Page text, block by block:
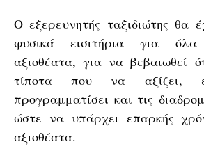
Ο εξερευνητής ταξιδιώτης θα
φυσικά εισιτήρια για
αξιοθέατα, για να βεβαιωθεί
τίποτα που να αξίζει,
προγραμματίσει και τις
ώστε να υπάρχει επαρκής
αξιοθέατα.